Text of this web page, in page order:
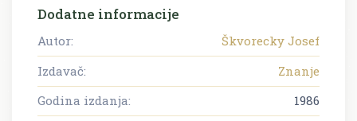
Dodatne informacije
Autor:
Škvorecky Josef
Izdavač:
Znanje
Godina izdanja:
1986